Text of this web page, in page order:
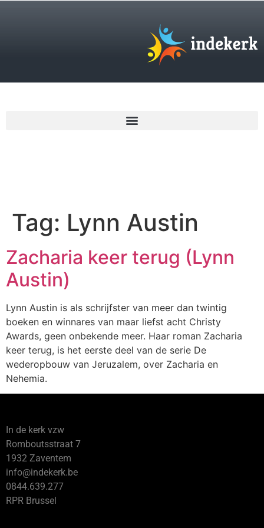
Tag: Lynn Austin
Zacharia keer terug (Lynn
Austin)
Lynn Austin is als schrijfster van meer dan twintig
boeken en winnares van maar liefst acht Christy
Awards, geen onbekende meer. Haar roman Zacharia
keer terug, is het eerste deel van de serie De
wederopbouw van Jeruzalem, over Zacharia en
Nehemia.
In de kerk vzw
Romboutsstraat 7
1932 Zaventem
info@indekerk.be
0844.639.277
RPR Brussel